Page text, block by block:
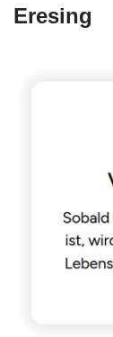
Eresing